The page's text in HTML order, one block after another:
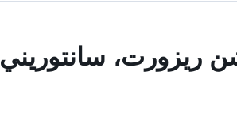
ريزورت، سانتوريني